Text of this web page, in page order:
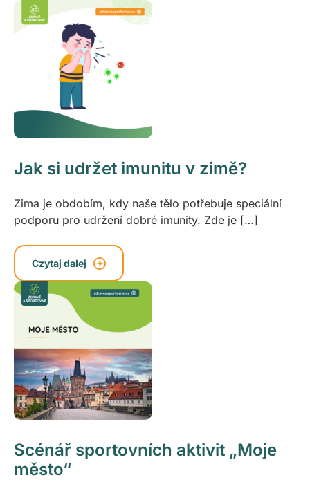
Jak si udržet imunitu v zimě?
Zima je obdobím, kdy naše tělo potřebuje speciální
podporu pro udržení dobré imunity. Zde je […]
Czytaj dalej
Scénář sportovních aktivit „Moje
město“